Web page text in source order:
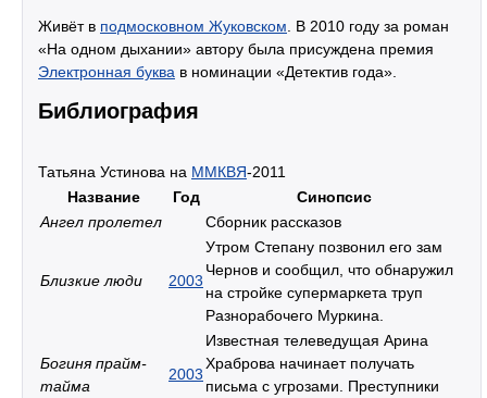
Живёт в подмосковном Жуковском . В 2010 году за роман
«На одном дыхании» автору была присуждена премия
Электронная буква в номинации «Детектив года».
Библиография
Татьяна Устинова на ММКВЯ-2011
Название
Год
Синопсис
Ангел пролетел
Сборник рассказов
Близкие люди 2003
Утром Степану позвонил его зам
Чернов и сообщил, что обнаружил
на стройке супермаркета труп
Разнорабочего Муркина.
Богиня прайм-
тайма
2003
Известная телеведущая Арина
Храброва начинает получать
письма с угрозами. Преступники